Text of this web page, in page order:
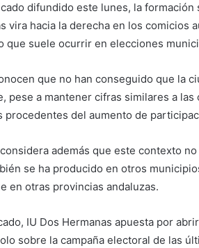
difundido este lunes, la
vira hacia la derecha en los
que suele ocurrir en elecciones
que no han conseguido que la
pese a mantener cifras similares a
procedentes del aumento de
además que este contexto
se ha producido en otros
en otras provincias andaluzas.
IU Dos Hermanas apuesta por
sobre la campaña electoral de las